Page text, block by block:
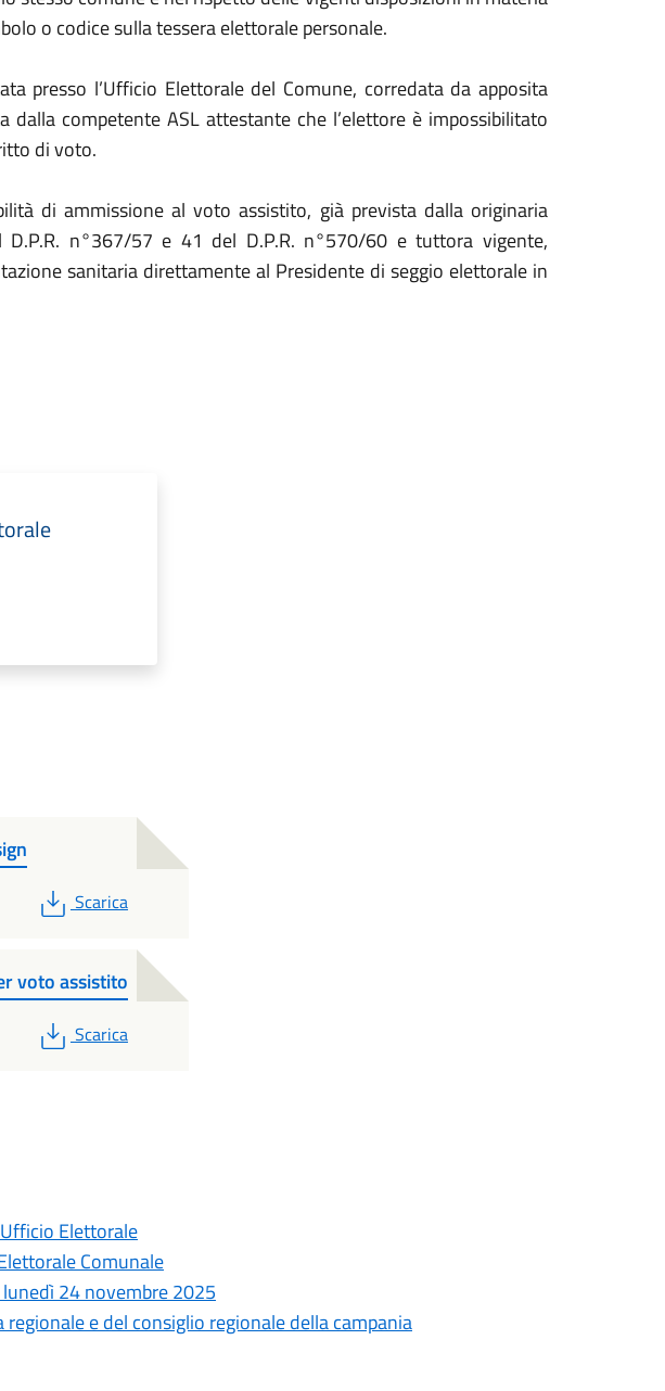
o codice sulla tessera elettorale personale.
presso l’Ufficio Elettorale del Comune, corredata da apposita
dalla competente ASL attestante che l’elettore è impossibilitato
di voto.
di ammissione al voto assistito, già prevista dalla originaria
n°367/57 e 41 del D.P.R. n°570/60 e tuttora vigente,
sanitaria direttamente al Presidente di seggio elettorale in
PDF
Scarica
voto assistito
PDF
Scarica
Elettorale
Comunale
24 novembre 2025
e del consiglio regionale della campania